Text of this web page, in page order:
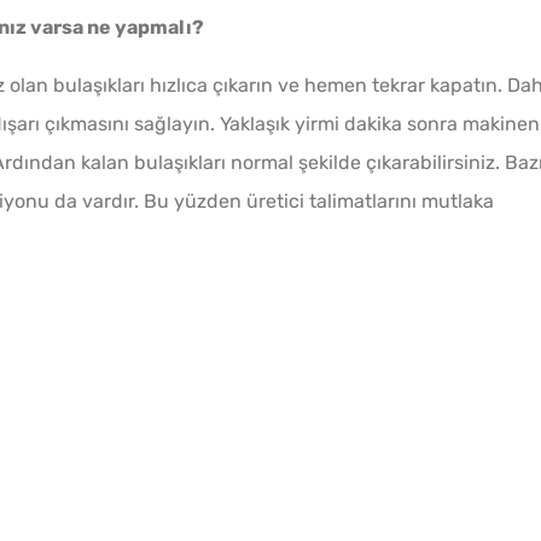
varsa ne yapmalı?
bulaşıkları hızlıca çıkarın ve hemen tekrar kapatın.
çıkmasını sağlayın. Yaklaşık yirmi dakika sonra
kalan bulaşıkları normal şekilde çıkarabilirsiniz. Bazı
da vardır. Bu yüzden üretici talimatlarını mutlaka